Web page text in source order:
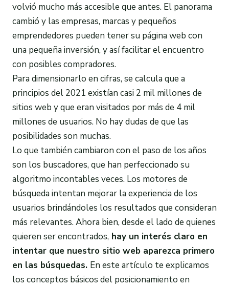
volvió mucho más accesible que antes. El panorama
cambió y las empresas, marcas y pequeños
emprendedores pueden tener su página web con
una pequeña inversión, y así facilitar el encuentro
con posibles compradores.
Para dimensionarlo en cifras, se calcula que a
principios del 2021 existían casi 2 mil millones de
sitios web y que eran visitados por más de 4 mil
millones de usuarios. No hay dudas de que las
posibilidades son muchas.
Lo que también cambiaron con el paso de los años
son los buscadores, que han perfeccionado su
algoritmo incontables veces. Los motores de
búsqueda intentan mejorar la experiencia de los
usuarios brindándoles los resultados que consideran
más relevantes. Ahora bien, desde el lado de quienes
quieren ser encontrados, hay un interés claro en
intentar que nuestro sitio web aparezca primero
en las búsquedas. En este artículo te explicamos
los conceptos básicos del posicionamiento en